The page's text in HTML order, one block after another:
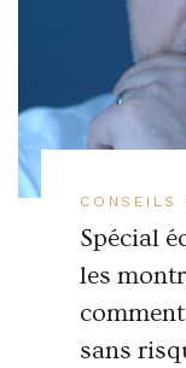
CONSEILS
Spécial
les
sans